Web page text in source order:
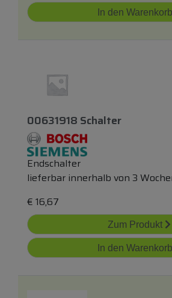
In den Warenkorb
00631918 Schalter
Endschalter
lieferbar innerhalb von 3
€ 16,67
Zum Produkt
In den Warenkorb